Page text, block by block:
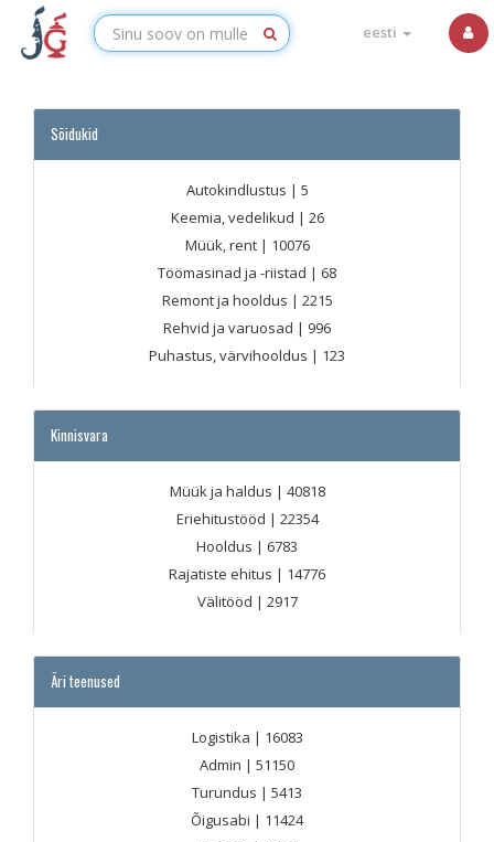
eesti
Sõidukid
Autokindlustus | 5
Keemia, vedelikud | 26
Müük, rent | 10076
Töömasinad ja -riistad | 68
Remont ja hooldus | 2215
Rehvid ja varuosad | 996
Puhastus, värvihooldus | 123
Kinnisvara
Müük ja haldus | 40818
Eriehitustööd | 22354
Hooldus | 6783
Rajatiste ehitus | 14776
Välitööd | 2917
Äri teenused
Logistika | 16083
Admin | 51150
Turundus | 5413
Õigusabi | 11424